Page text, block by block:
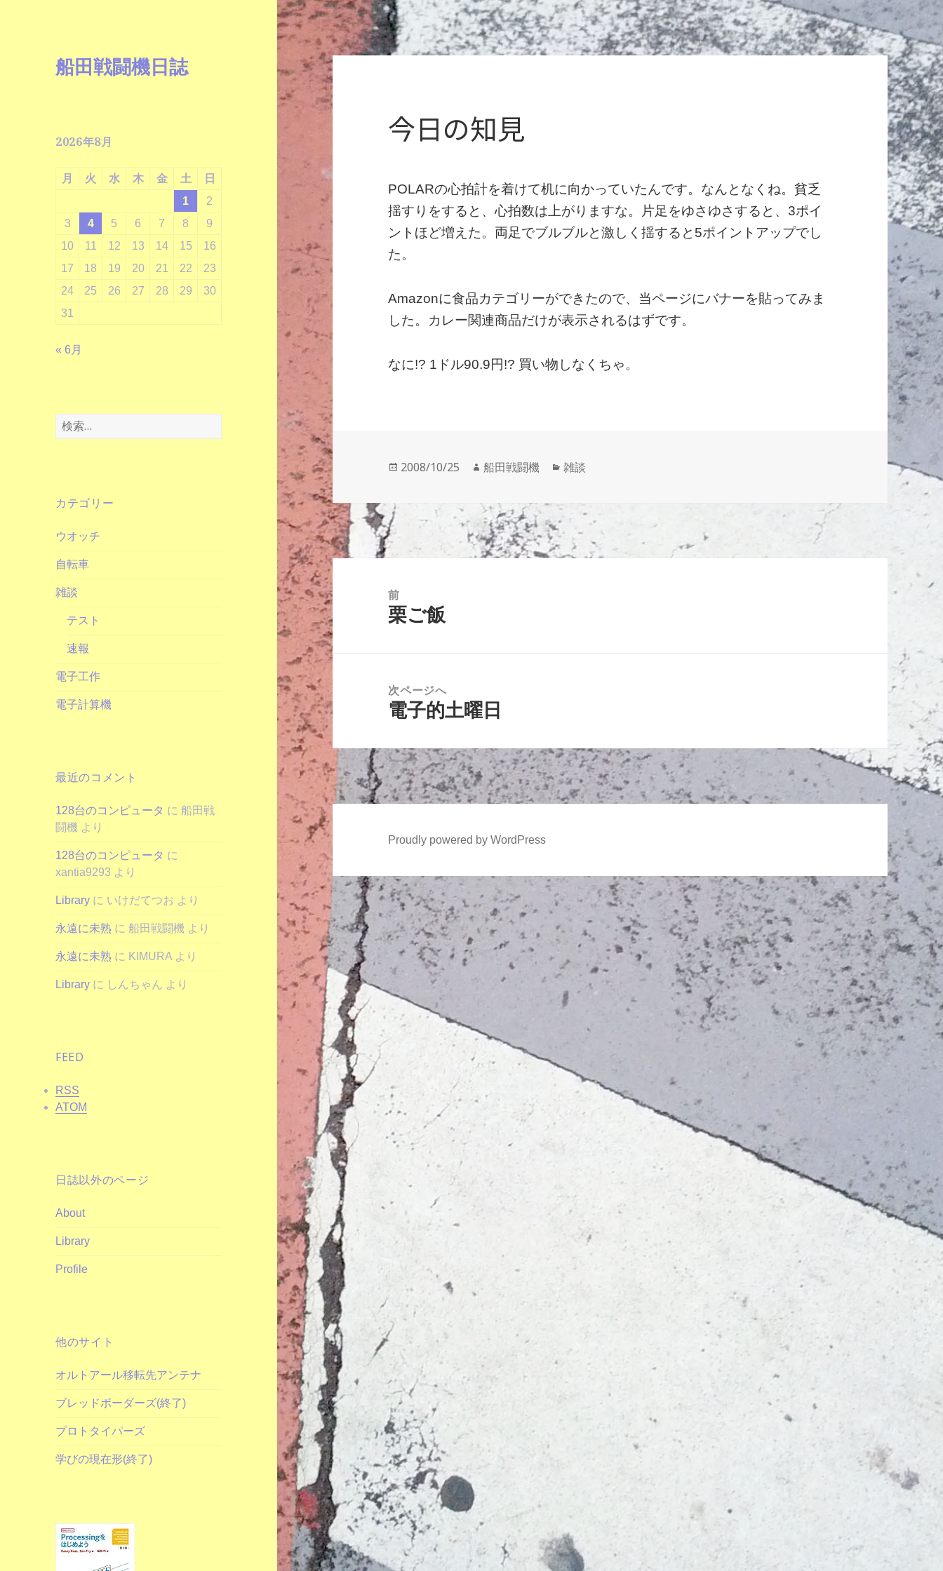
船田戦闘機日誌
2026年8月
月 火 水 木 金 土
日
1
2
3
4 5 6 7 8
9
10
11 12 13 14 15
16
17
18 19 20 21 22
23
24
25 26 27 28 29
30
31
« 6月
検
索:
カテゴリー
ウオッチ
自転車
雑談
テスト
速報
電子工作
電子計算機
最近のコメント
128台のコンピュータ に船田戦
闘機 より
128台のコンピュータ に
xantia9293 より
Library に いけだてつお より
永遠に未熟 に船田戦闘機 より
永遠に未熟 に KIMURA より
Library に しんちゃん より
FEED
RSS
ATOM
日誌以外のページ
About
Library
Profile
他のサイト
オルトアール移転先アンテナ
ブレッドボーダーズ(終了)
プロトタイパーズ
学びの現在形(終了)
今日の知見
POLARの心拍計を着けて机に向かっていたんです。なんとなくね。貧乏
揺すりをすると、心拍数は上がりますな。片足をゆさゆさすると、3ポイ
ントほど増えた。両足でブルブルと激しく揺すると5ポイントアップでし
た。
Amazonに食品カテゴリーができたので、当ページにバナーを貼ってみま
した。カレー関連商品だけが表示されるはずです。
なに!? 1ドル90.9円!? 買い物しなくちゃ。
投
日:
2008/10/25
作
船田戦闘機
カ
ゴ
リ
ー
雑談
投
稿
ビ
ゲ
シ
ョ
前
前
栗ご飯
次ページへ
次
投
稿:
電子的土曜日
Proudly powered by WordPress